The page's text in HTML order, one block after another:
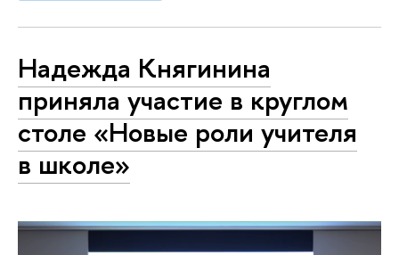
Надежда Княгинина
приняла участие в круглом
столе «Новые роли учителя
в школе»